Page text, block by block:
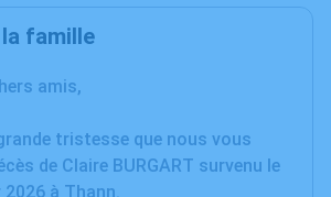
famille
amis,
tristesse que nous vous
de Claire BURGART survenu le
à Thann.